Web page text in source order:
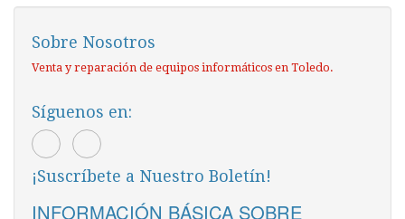
Sobre Nosotros
Venta y reparación de equipos informáticos en Toledo.
Síguenos en:
¡Suscríbete a Nuestro Boletín!
INFORMACIÓN BÁSICA SOBRE